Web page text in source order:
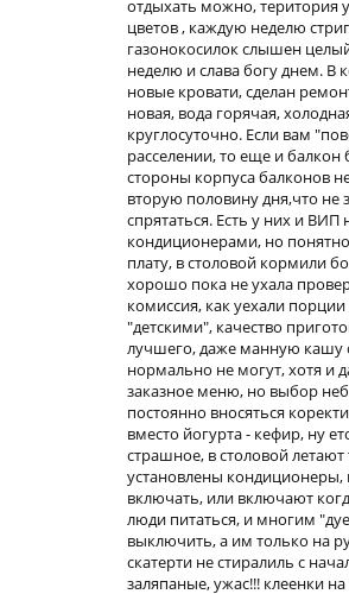
отдыхать можно, територия
цветов , каждую неделю
газонокосилок слышен
неделю и слава богу днем. В
новые кровати, сделан
новая, вода горячая,
круглосуточно. Если вам
расселении, то еще и балкон
стороны корпуса балконов
вторую половину дня,что не
спрятаться. Есть у них и ВИП
кондиционерами, но
плату, в столовой кормили
хорошо пока не ухала
комиссия, как уехали порции
"детскими", качество
лучшего, даже манную кашу
нормально не могут, хотя и
заказное меню, но выбор
постоянно вносяться
вместо йогурта - кефир, ну
страшное, в столовой летают
установлены кондиционеры,
включать, или включают
люди питаться, и многим
выключить, а им только на
скатерти не стиралиль с
заляпаные, ужас!!! клеенки